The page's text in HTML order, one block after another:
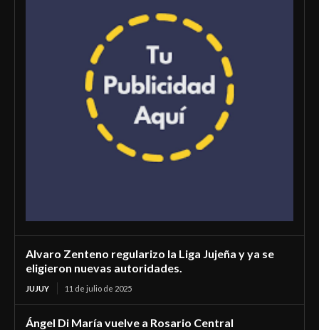
Alvaro Zenteno regularizo la Liga Jujeña y ya se
eligieron nuevas autoridades.
JUJUY 11 de julio de 2025
Ángel Di María vuelve a Rosario Central